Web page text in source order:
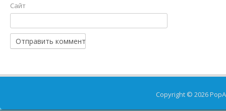
Сайт
Copyright © 2026